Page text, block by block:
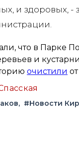
и здоровых, -
что в Парке
и
очистили
#Новости